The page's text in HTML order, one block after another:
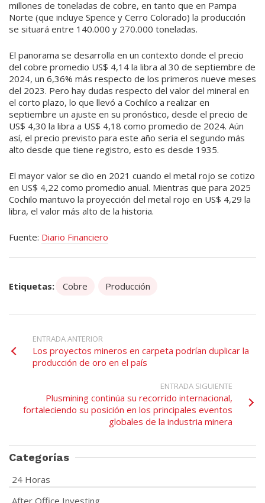
millones de toneladas de cobre, en tanto que en Pampa
Norte (que incluye Spence y Cerro Colorado) la producción
se situará entre 140.000 y 270.000 toneladas.
El panorama se desarrolla en un contexto donde el precio
del cobre promedio US$ 4,14 la libra al 30 de septiembre de
2024, un 6,36% más respecto de los primeros nueve meses
del 2023. Pero hay dudas respecto del valor del mineral en
el corto plazo, lo que llevó a Cochilco a realizar en
septiembre un ajuste en su pronóstico, desde el precio de
US$ 4,30 la libra a US$ 4,18 como promedio de 2024. Aún
así, el precio previsto para este año seria el segundo más
alto desde que tiene registro, esto es desde 1935.
El mayor valor se dio en 2021 cuando el metal rojo se cotizo
en US$ 4,22 como promedio anual. Mientras que para 2025
Cochilo mantuvo la proyección del metal rojo en US$ 4,29 la
libra, el valor más alto de la historia.
Fuente: Diario Financiero
Etiquetas: Cobre Producción
ENTRADA ANTERIOR
Los proyectos mineros en carpeta podrían duplicar la
producción de oro en el país
ENTRADA SIGUIENTE
Plusmining continúa su recorrido internacional,
fortaleciendo su posición en los principales eventos
globales de la industria minera
Categorías
24 Horas